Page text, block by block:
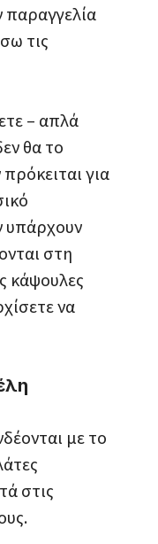
τις
– απλά
θα το
για
υπάρχουν
στη
κάψουλες
να
με το
στις